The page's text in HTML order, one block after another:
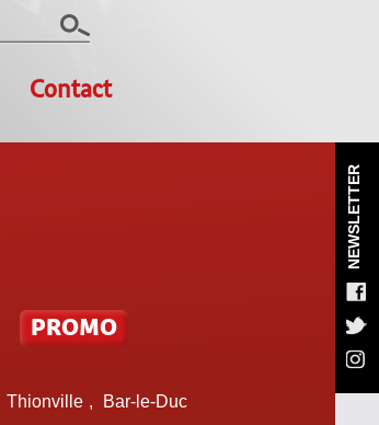
Contact
PROMO
Thionville , Bar-le-Duc
NEWSLETTER